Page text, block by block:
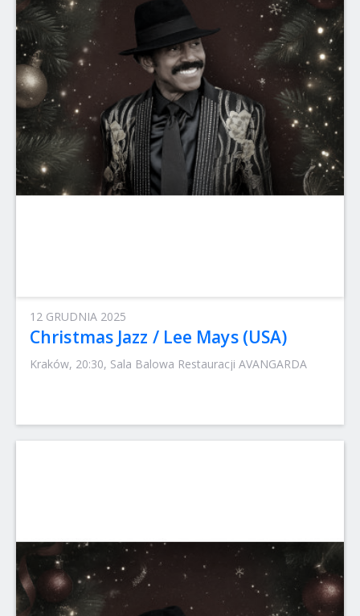
12 GRUDNIA 2025
Christmas Jazz / Lee Mays (USA)
Kraków, 20:30, Sala Balowa Restauracji AVANGARDA